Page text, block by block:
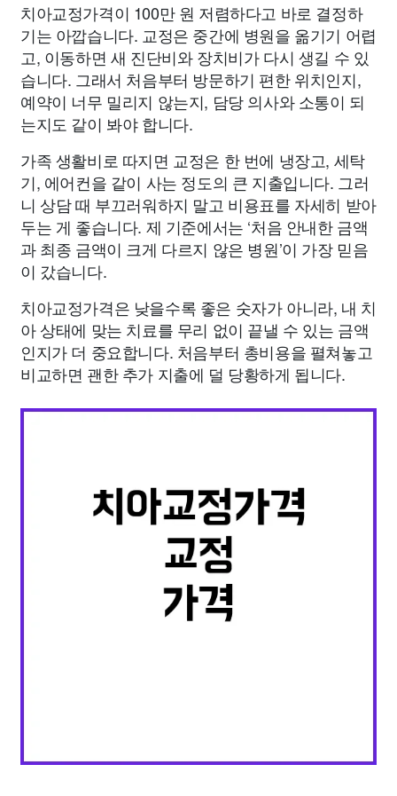
치아교정가격이 100만 원 저렴하다고 바로 결정하
기는 아깝습니다. 교정은 중간에 병원을 옮기기 어렵
고, 이동하면 새 진단비와 장치비가 다시 생길 수 있
습니다. 그래서 처음부터 방문하기 편한 위치인지,
예약이 너무 밀리지 않는지, 담당 의사와 소통이 되
는지도 같이 봐야 합니다.
가족 생활비로 따지면 교정은 한 번에 냉장고, 세탁
기, 에어컨을 같이 사는 정도의 큰 지출입니다. 그러
니 상담 때 부끄러워하지 말고 비용표를 자세히 받아
두는 게 좋습니다. 제 기준에서는 ‘처음 안내한 금액
과 최종 금액이 크게 다르지 않은 병원’이 가장 믿음
이 갔습니다.
치아교정가격은 낮을수록 좋은 숫자가 아니라, 내 치
아 상태에 맞는 치료를 무리 없이 끝낼 수 있는 금액
인지가 더 중요합니다. 처음부터 총비용을 펼쳐놓고
비교하면 괜한 추가 지출에 덜 당황하게 됩니다.